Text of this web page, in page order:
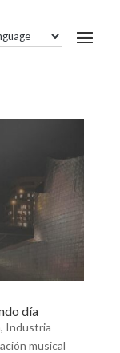
día
, Industria
musical